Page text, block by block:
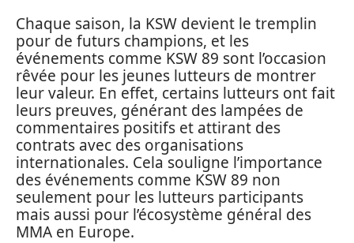
Chaque saison, la KSW devient le tremplin
pour de futurs champions, et les
événements comme KSW 89 sont l’occasion
rêvée pour les jeunes lutteurs de montrer
leur valeur. En effet, certains lutteurs ont fait
leurs preuves, générant des lampées de
commentaires positifs et attirant des
contrats avec des organisations
internationales. Cela souligne l’importance
des événements comme KSW 89 non
seulement pour les lutteurs participants
mais aussi pour l’écosystème général des
MMA en Europe.